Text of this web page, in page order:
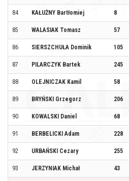
84 KAŁUŻNY Bartłomiej 8
85 WALASIAK Tomasz 57
86 SIERSZCHUŁA Dominik 105
87 PILARCZYK Bartek 245
88 OLEJNICZAK Kamil 58
89 BRYŃSKI Grzegorz 206
90 KOWALSKI Daniel 68
91 BERBELICKI Adam 228
92 URBAŃSKI Cezary 255
93 JERZYNIAK Michał 43